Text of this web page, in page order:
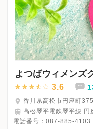
よつばウィメンズ
3.6
香川県高松市円座町
高松琴平電鉄琴平線 円
電話番号： 087-885-4103